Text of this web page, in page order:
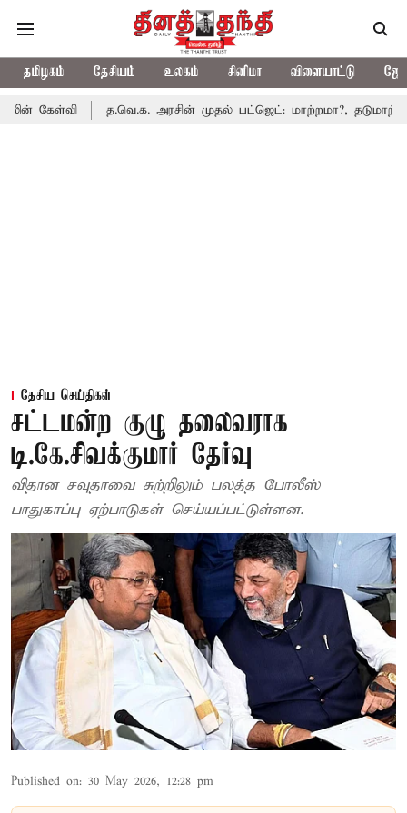
தமிழகம் தேசியம் உலகம் சினிமா விளையாட்டு
த.வெ.க. அரசின் முதல் பட்ஜெட்: மாற்றமா?, தடுமாற்றமா?
தேசிய செய்திகள்
சட்டமன்ற குழு தலைவராக
டி.கே.சிவக்குமார் தேர்வு
விதான சவுதாவை சுற்றிலும் பலத்த போலீஸ்
பாதுகாப்பு ஏற்பாடுகள் செய்யப்பட்டுள்ளன.
Published on: 30 May 2026, 12:28 pm